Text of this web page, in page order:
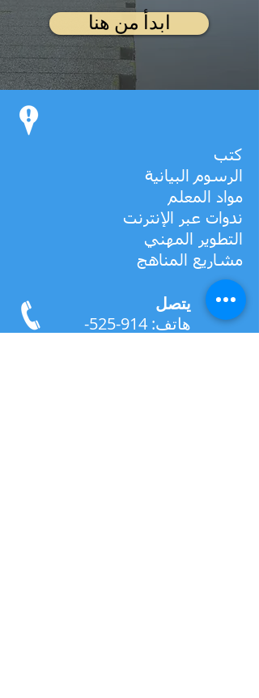
ابدأ من هنا
كتب
الرسوم البيانية
مواد المعلم
ندوات عبر الإنترنت
التطوير المهني
مشاريع المناهج
يتصل
هاتف:
914-525-